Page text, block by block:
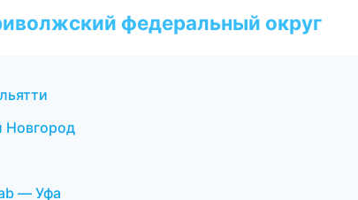
федеральный округ
— Уфа